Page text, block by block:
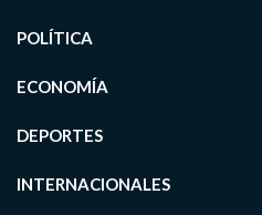
POLÍTICA
ECONOMÍA
DEPORTES
INTERNACIONALES